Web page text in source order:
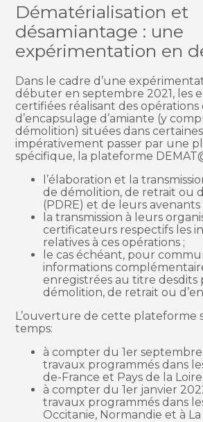
Dématérialisation et
désamiantage : une
expérimentation en
Dans le cadre d’une
débuter en septembre 2021, les
certifiées réalisant des
d’encapsulage d’amiante (y
démolition) situées dans
impérativement passer par une
spécifique, la plateforme
l’élaboration et la
de démolition, de retrait ou
(PDRE) et de leurs avenants
la transmission à leurs
certificateurs respectifs les
relatives à ces opérations ;
le cas échéant, pour
informations
enregistrées au titre desdits
démolition, de retrait ou
L’ouverture de cette plateforme
temps:
à compter du 1er
travaux programmés dans
de-France et Pays de la Loire
à compter du 1er janvier
travaux programmés dans
Occitanie, Normandie et à